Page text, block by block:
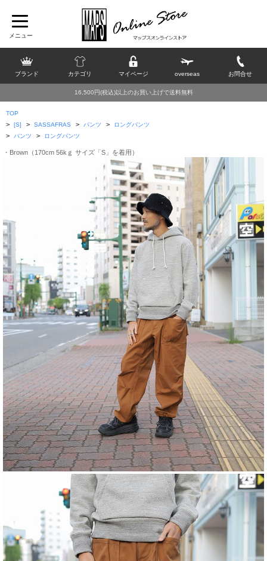
ブランド カテゴリ マイページ overseas お問合せ
16,500円(税込)以上のお買い上げで送料無料
TOP
> [S] > SASSAFRAS > パンツ > ロングパンツ
> パンツ > ロングパンツ
・Brown（170cm 56kｇ サイズ「S」を着用）